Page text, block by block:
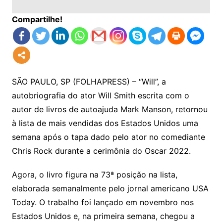
Compartilhe!
SÃO PAULO, SP (FOLHAPRESS) – “Will”, a
autobriografia do ator Will Smith escrita com o
autor de livros de autoajuda Mark Manson, retornou
à lista de mais vendidas dos Estados Unidos uma
semana após o tapa dado pelo ator no comediante
Chris Rock durante a cerimônia do Oscar 2022.
Agora, o livro figura na 73ª posição na lista,
elaborada semanalmente pelo jornal americano USA
Today. O trabalho foi lançado em novembro nos
Estados Unidos e, na primeira semana, chegou a